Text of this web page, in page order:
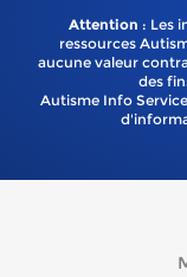
Attention : Les
ressources
aucune valeur
des
Autisme Info